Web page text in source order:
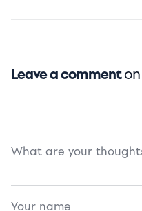
Leave a comment